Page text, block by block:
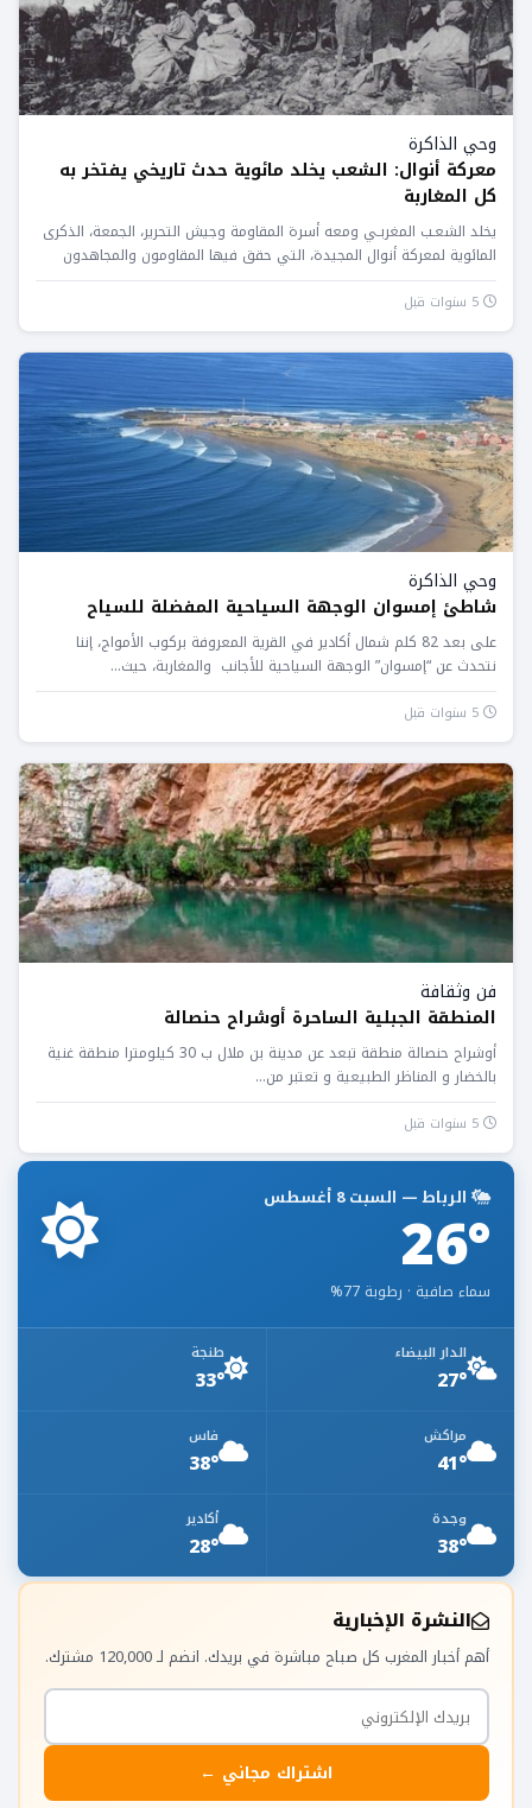
وحي الذاكرة
معركة أنوال: الشعب يخلد مائوية حدث تاريخي يفتخر به
كل المغاربة
يخلد الشعـب المغربـي ومعه أسرة المقاومة وجيش التحرير، الجمعة، الذكرى
المائوية لمعركة أنوال المجيدة، التي حقق فيها المقاومون والمجاهدون
المغاربة...
وحي الذاكرة
شاطئ إمسوان الوجهة السياحية المفضلة للسياح
على بعد 82 كلم شمال أكادير في القرية المعروفة بركوب الأمواج، إننا
نتحدث عن “إمسوان” الوجهة السياحية للأجانب والمغاربة، حيث...
فن وثقافة
المنطقة الجبلية الساحرة أوشراح حنصالة
أوشراح حنصالة منطقة تبعد عن مدينة بن ملال ب 30 كيلومترا منطقة غنية
بالخضار و المناظر الطبيعية و تعتبر من...
الرباط — السبت 8 أغسطس
26°
سماء صافية · رطوبة 77%
الدار البيضاء
27°
طنجة
33°
مراكش
41°
فاس
38°
وجدة
38°
أكادير
28°
النشرة الإخبارية
أهم أخبار المغرب كل صباح مباشرة في بريدك. انضم لـ 120,000 مشترك.
اشتراك مجاني ←